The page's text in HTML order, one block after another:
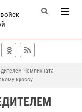
Чемпионата
кроссу